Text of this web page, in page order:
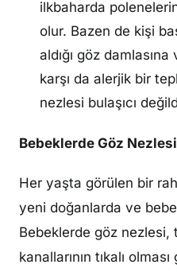
ilkbaharda
olur. Bazen de kişi
aldığı göz
karşı da alerjik bir
nezlesi bulaşıcı
Bebeklerde Göz Nezlesi
Her yaşta görülen bir
yeni doğanlarda ve
Bebeklerde göz nezlesi,
kanallarının tıkalı